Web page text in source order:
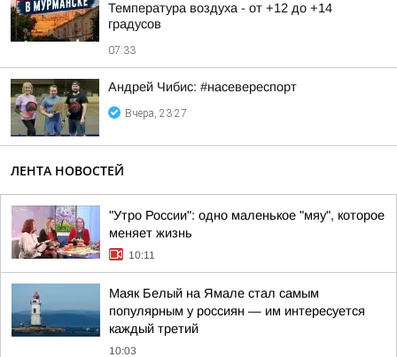
Температура воздуха - от +12 до +14
градусов
07:33
Андрей Чибис: #насевереспорт
Вчера, 23:27
ЛЕНТА НОВОСТЕЙ
"Утро России": одно маленькое "мяу", которое
меняет жизнь
10:11
Маяк Белый на Ямале стал самым
популярным у россиян — им интересуется
каждый третий
10:03